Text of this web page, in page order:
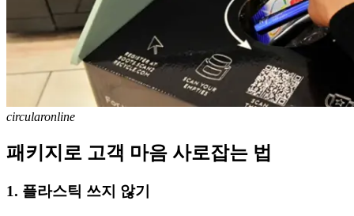
circularonline
패키지로 고객 마음 사로잡는 법
1. 플라스틱 쓰지 않기